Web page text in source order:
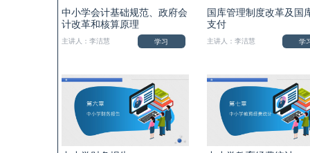
中小学会计基础规范、政府会
计改革和核算原理
主讲人：李洁慧 学习
国库管理制度改革及国
支付
主讲人：李洁慧 学